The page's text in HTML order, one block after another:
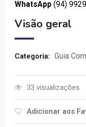
WhatsApp (94)
Visão geral
Categoria: Guia
33 visualizações
Adicionar aos